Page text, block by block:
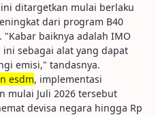
ditargetkan mulai berlaku
dari program B40
baiknya adalah IMO
sebagai alat yang dapat
emisi," tandasnya.
esdm, implementasi
mulai Juli 2026 tersebut
devisa negara hingga Rp